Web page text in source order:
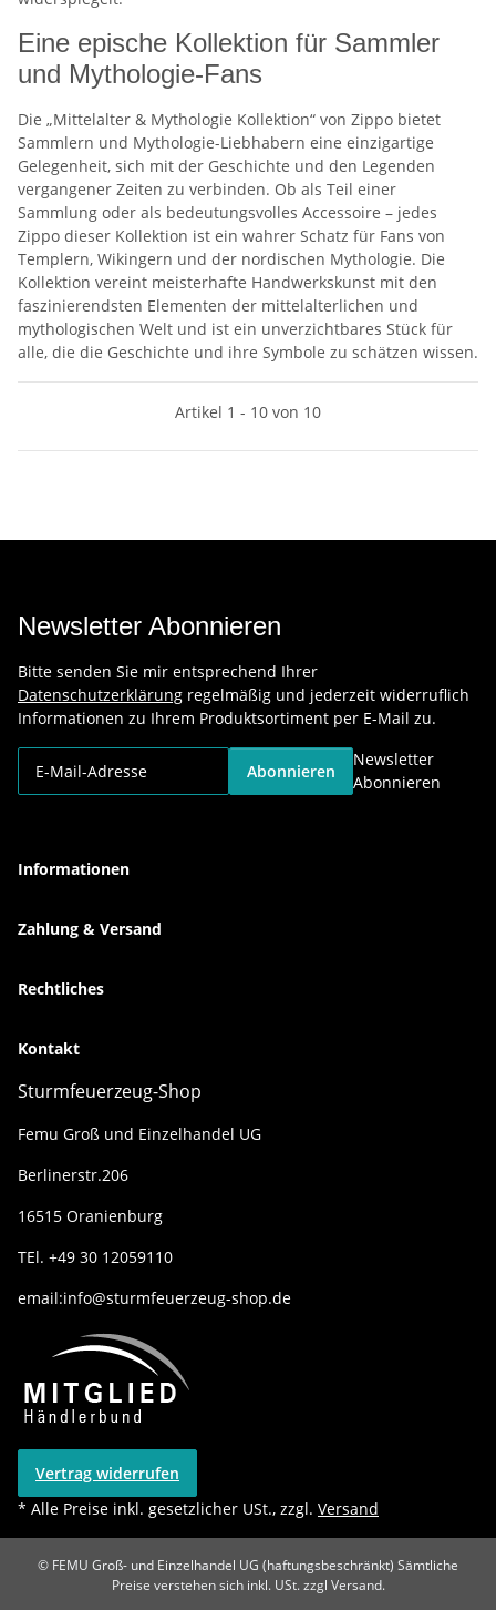
Eine epische Kollektion für Sammler
und Mythologie-Fans
Die „Mittelalter & Mythologie Kollektion“ von Zippo bietet
Sammlern und Mythologie-Liebhabern eine einzigartige
Gelegenheit, sich mit der Geschichte und den Legenden
vergangener Zeiten zu verbinden. Ob als Teil einer
Sammlung oder als bedeutungsvolles Accessoire – jedes
Zippo dieser Kollektion ist ein wahrer Schatz für Fans von
Templern, Wikingern und der nordischen Mythologie. Die
Kollektion vereint meisterhafte Handwerkskunst mit den
faszinierendsten Elementen der mittelalterlichen und
mythologischen Welt und ist ein unverzichtbares Stück für
alle, die die Geschichte und ihre Symbole zu schätzen wissen.
Artikel 1 - 10 von 10
Newsletter Abonnieren
Bitte senden Sie mir entsprechend Ihrer
Datenschutzerklärung regelmäßig und jederzeit widerruflich
Informationen zu Ihrem Produktsortiment per E-Mail zu.
Abonnieren
Newsletter
Abonnieren
Informationen
Zahlung & Versand
Rechtliches
Kontakt
Sturmfeuerzeug-Shop
Femu Groß und Einzelhandel UG
Berlinerstr.206
16515 Oranienburg
TEl. +49 30 12059110
email:info@sturmfeuerzeug-shop.de
Vertrag widerrufen
* Alle Preise inkl. gesetzlicher USt., zzgl. Versand
© FEMU Groß- und Einzelhandel UG (haftungsbeschränkt) Sämtliche
Preise verstehen sich inkl. USt. zzgl Versand.